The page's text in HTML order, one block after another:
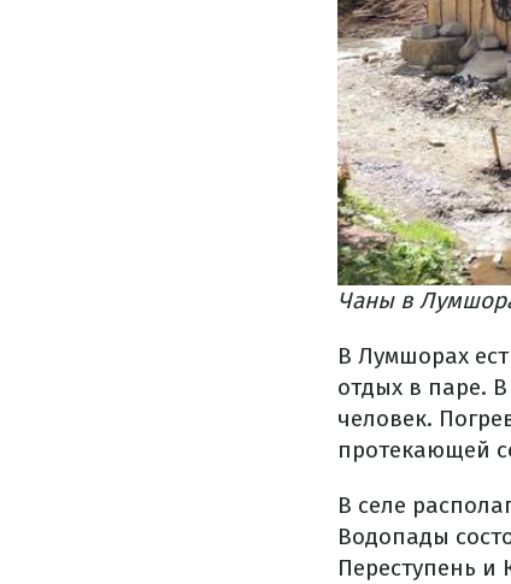
Чаны в
В Лумшорах
отдых в паре.
человек.
протекающей
В селе
Водопады
Переступень и